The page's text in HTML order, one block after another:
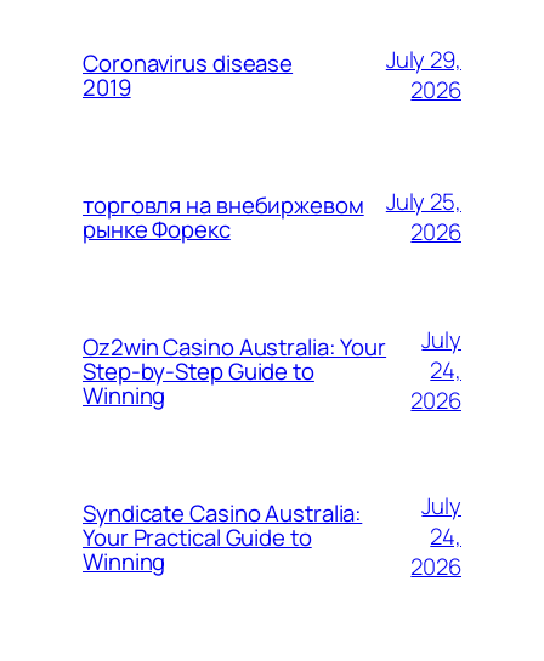
Coronavirus disease
2019
July 29,
2026
торговля на внебиржевом
рынке Форекс
July 25,
2026
Oz2win Casino Australia: Your
Step-by-Step Guide to
Winning
July
24,
2026
Syndicate Casino Australia:
Your Practical Guide to
Winning
July
24,
2026